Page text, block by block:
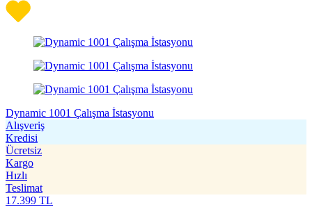
Dynamic 1001 Çalışma İstasyonu
Alışveriş
Kredisi
Ücretsiz
Kargo
Hızlı
Teslimat
17.399 TL